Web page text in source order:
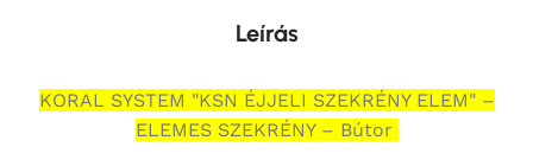
Leírás
KORAL SYSTEM "KSN ÉJJELI SZEKRÉNY ELEM" –
ELEMES SZEKRÉNY – Bútor